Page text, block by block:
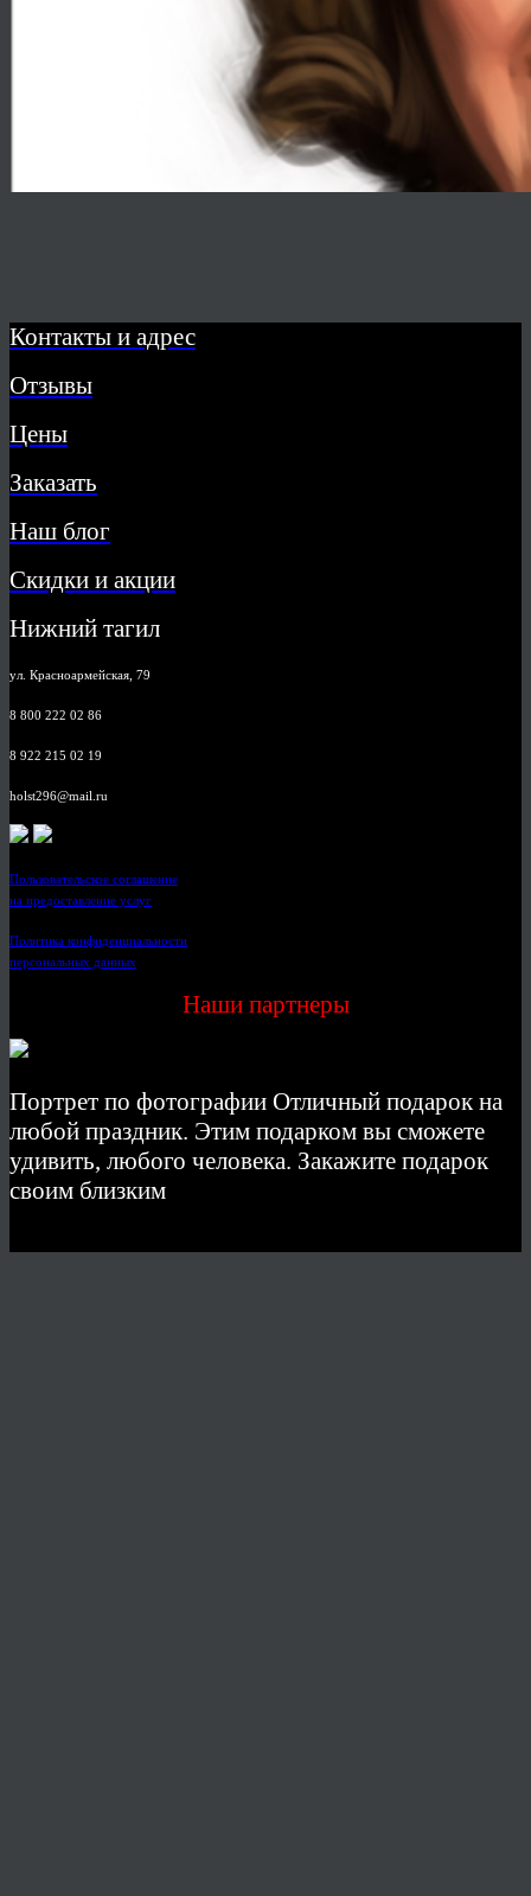
Контакты и адрес
Отзывы
Цены
Заказать
Наш блог
Скидки и акции
Нижний тагил
ул. Красноармейская, 79
8 800 222 02 86
8 922 215 02 19
holst296@mail.ru
Пользовательское соглашение
на предоставление услуг
Политика конфиденциальности
персональных данных
Наши партнеры
Портрет по фотографии Отличный подарок на
любой праздник. Этим подарком вы сможете
удивить, любого человека. Закажите подарок
своим близким